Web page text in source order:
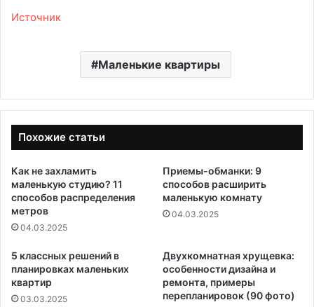
Источник
Маленькие квартиры
Похожие статьи
Как не захламить
маленькую студию? 11
способов распределения
метров
04.03.2025
Приемы-обманки: 9
способов расширить
маленькую комнату
04.03.2025
5 классных решений в
планировках маленьких
квартир
03.03.2025
Двухкомнатная хрущевка:
особенности дизайна и
ремонта, примеры
перепланировок (90 фото)